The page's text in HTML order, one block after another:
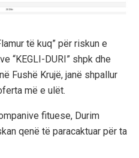
të kuq” për riskun e
“KEGLI-DURI” shpk dhe
Fushë Krujë, janë shpallur
më e ulët.
fituese, Durim
qenë të paracaktuar për ta